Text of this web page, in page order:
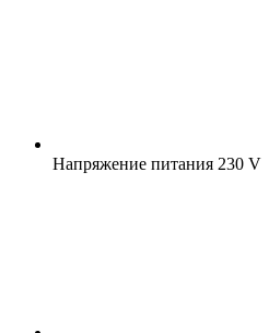
Напряжение питания 230 V